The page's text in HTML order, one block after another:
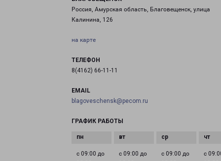
Россия, Амурская область, Благовещенск, улица
Калинина, 126
на карте
ТЕЛЕФОН
8(4162) 66-11-11
EMAIL
blagoveschensk@pecom.ru
ГРАФИК РАБОТЫ
с 09:00 до
с 09:00 до
с 09:00 до
с